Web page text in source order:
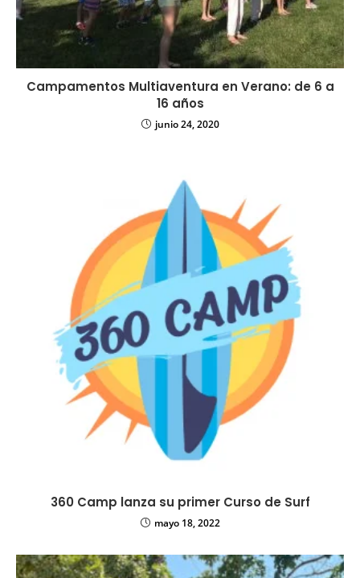
Campamentos Multiaventura en Verano: de 6 a
16 años
junio 24, 2020
360 Camp lanza su primer Curso de Surf
mayo 18, 2022